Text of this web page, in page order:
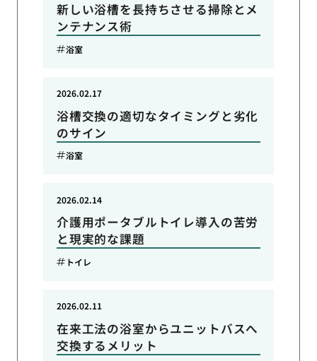
新しい浴槽を長持ちさせる掃除とメ
ンテナンス術
浴室
浴槽交換の適切なタイミングと劣化
のサイン
2026.02.17
浴室
介護用ポータブルトイレ導入の苦労
と現実的な課題
2026.02.14
トイレ
在来工法の浴室からユニットバスへ
交換するメリット
2026.02.11